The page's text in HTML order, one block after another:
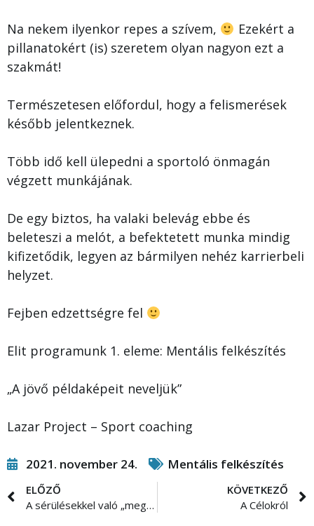
Na nekem ilyenkor repes a szívem,
Ezekért a
pillanatokért (is) szeretem olyan nagyon ezt a
szakmát!
Természetesen előfordul, hogy a felismerések
később jelentkeznek.
Több idő kell ülepedni a sportoló önmagán
végzett munkájának.
De egy biztos, ha valaki belevág ebbe és
beleteszi a melót, a befektetett munka mindig
kifizetődik, legyen az bármilyen nehéz karrierbeli
helyzet.
Fejben edzettségre fel
Elit programunk 1. eleme: Mentális felkészítés
„A jövő példaképeit neveljük”
Lazar Project – Sport coaching
2021. november 24. Mentális felkészítés
ELŐZŐ
A sérülésekkel való „megküzdés”
KÖVETKEZŐ
A Célokról